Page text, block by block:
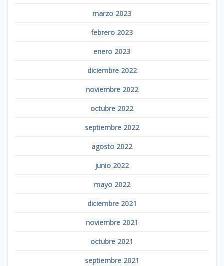
marzo 2023
febrero 2023
enero 2023
diciembre 2022
noviembre 2022
octubre 2022
septiembre 2022
agosto 2022
junio 2022
mayo 2022
diciembre 2021
noviembre 2021
octubre 2021
septiembre 2021